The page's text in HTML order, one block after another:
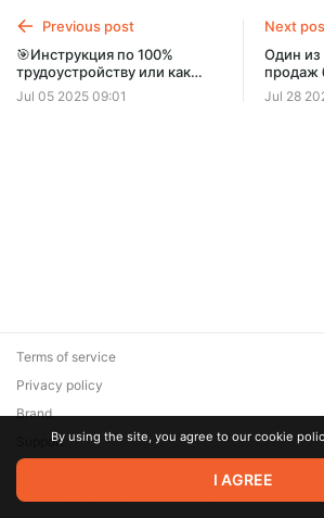
Previous post
🎯Инструкция по 100%
трудоустройству или как
пройти путь от отклика до
стабильной работы без
Jul 05 2025 09:01
Next
Один из
продаж
Jul 28
© 2026 Zaya Solutions Limited. All rights
are the property of their respective owners.
Terms of service
Privacy policy
Brand
SupportBy using the site, you agree to our cookie
I AGREE